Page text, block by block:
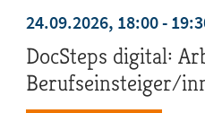
24.09.2026, 18:00 -
DocSteps digital:
Berufseinsteiger/